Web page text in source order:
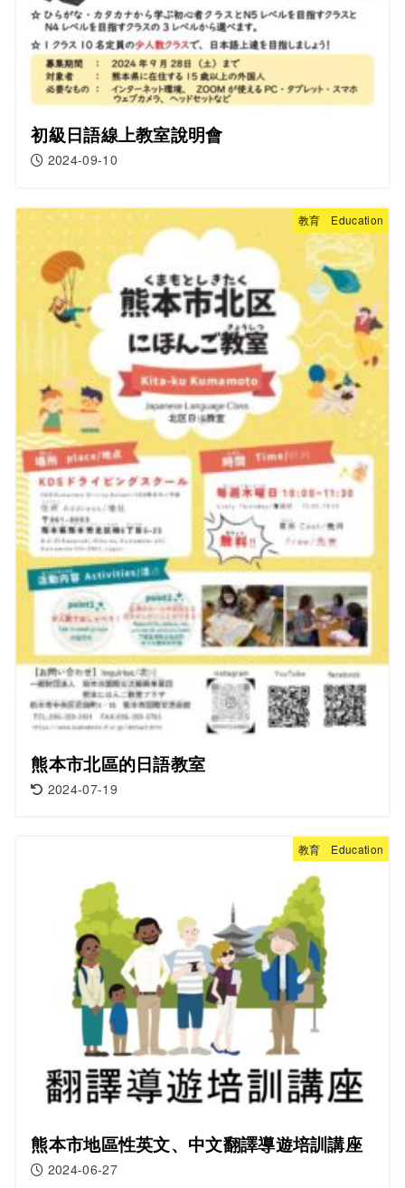
初級日語線上教室說明會
2024-09-10
教育 Education
熊本市北區的日語教室
2024-07-19
教育 Education
熊本市地區性英文、中文翻譯導遊培訓講座
2024-06-27